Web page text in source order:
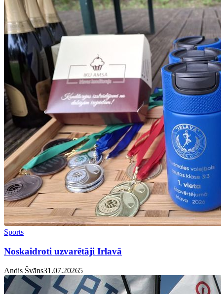
Sports
Noskaidroti uzvarētāji Irlavā
Andis Švāns31.07.20265